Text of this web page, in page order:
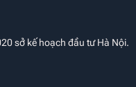
sở kế hoạch đầu tư Hà Nội.